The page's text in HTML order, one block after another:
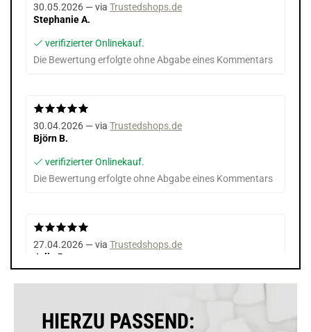
30.05.2026 — via Trustedshops.de
Stephanie A.
verifizierter Onlinekauf.
Die Bewertung erfolgte ohne Abgabe eines Kommentars
30.04.2026 — via Trustedshops.de
Björn B.
verifizierter Onlinekauf.
Die Bewertung erfolgte ohne Abgabe eines Kommentars
27.04.2026 — via Trustedshops.de
Julia B.
HIERZU PASSEND: